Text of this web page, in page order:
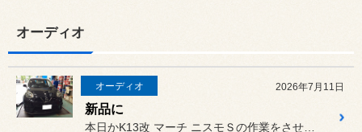
オーディオ
オーディオ 2026年7月11日
新品に